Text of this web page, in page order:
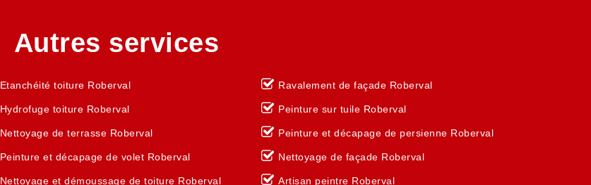
Autres services
Etanchéité toiture Roberval
Hydrofuge toiture Roberval
Nettoyage de terrasse Roberval
Peinture et décapage de volet Roberval
Nettoyage et démoussage de toiture Roberval
Ravalement de façade Roberval
Peinture sur tuile Roberval
Peinture et décapage de persienne Roberval
Nettoyage de façade Roberval
Artisan peintre Roberval